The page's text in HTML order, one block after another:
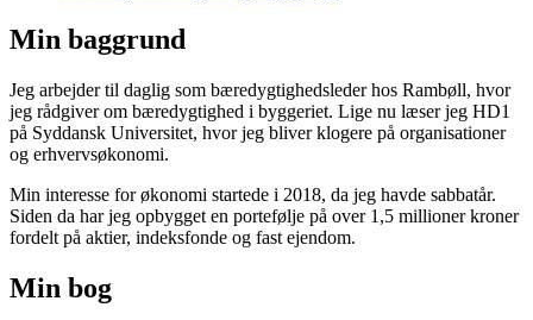
Min baggrund
Jeg arbejder til daglig som bæredygtighedsleder hos Rambøll, hvor
jeg rådgiver om bæredygtighed i byggeriet. Lige nu læser jeg HD1
på Syddansk Universitet, hvor jeg bliver klogere på organisationer
og erhvervsøkonomi.
Min interesse for økonomi startede i 2018, da jeg havde sabbatår.
Siden da har jeg opbygget en portefølje på over 1,5 millioner kroner
fordelt på aktier, indeksfonde og fast ejendom.
Min bog